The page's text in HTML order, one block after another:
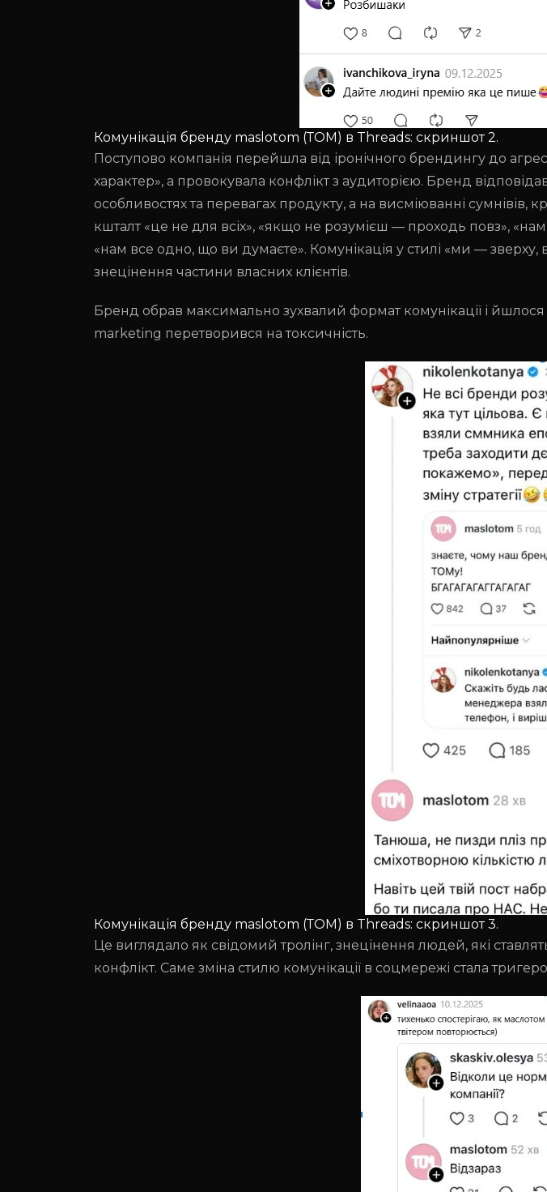
Комунікація бренду maslotom (ТОМ) в Threads: скриншот 2.
Поступово компанія перейшла від іронічного брендингу до
характер», а провокувала конфлікт з аудиторією. Бренд
особливостях та перевагах продукту, а на висміюванні сумнівів,
кшталт «це не для всіх», «якщо не розумієш — проходь повз»,
«нам все одно, що ви думаєте». Комунікація у стилі «ми —
знецінення частини власних клієнтів.
Бренд обрав максимально зухвалий формат комунікації і
marketing перетворився на токсичність.
Комунікація бренду maslotom (ТОМ) в Threads: скриншот 3.
Це виглядало як свідомий тролінг, знецінення людей, які
конфлікт. Саме зміна стилю комунікації в соцмережі стала